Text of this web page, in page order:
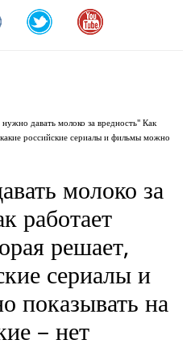
давать молоко за вредность" Как
российские сериалы и фильмы можно
молоко за
работает
решает,
сериалы и
показывать на
– нет